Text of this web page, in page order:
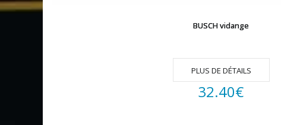
BUSCH vidange
PLUS DE DÉTAILS
32.40€